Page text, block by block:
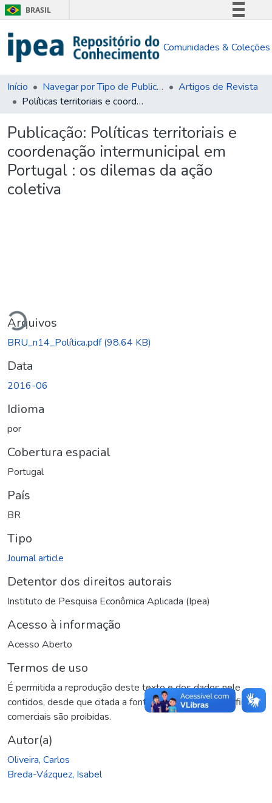
BRASIL
Comunica BR
Acesso à informação
Comunidades & Coleções
Início Navegar por Tipo de Publicação
Artigos de Revista
Políticas territoriais e coordenação intermunicipal em Portugal : os dilemas da ação coletiva
Publicação: Políticas territoriais e
coordenação intermunicipal em
Portugal : os dilemas da ação
coletiva
Arquivos
BRU_n14_Política.pdf(98.64 KB)
Data
2016-06
Idioma
por
Cobertura espacial
Portugal
País
BR
Tipo
Journal article
Detentor dos direitos autorais
Instituto de Pesquisa Econômica Aplicada (Ipea)
Acesso à informação
Acesso Aberto
Termos de uso
É permitida a reprodução deste texto e dos dados nele
contidos, desde que citada a fonte. Reproduções para fins
comerciais são proibidas.
Autor(a)
Oliveira, Carlos
Breda-Vázquez, Isabel